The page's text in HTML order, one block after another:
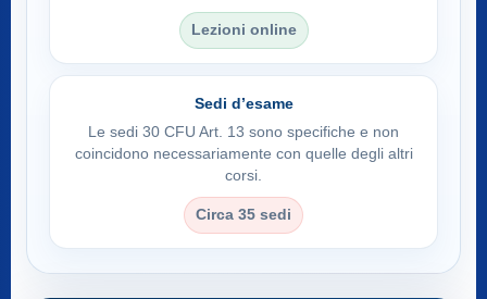
Lezioni online
Sedi d’esame
Le sedi 30 CFU Art. 13 sono specifiche e non
coincidono necessariamente con quelle degli altri
corsi.
Circa 35 sedi